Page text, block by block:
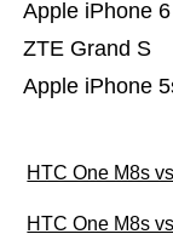
Apple iPhone
ZTE Grand S
Apple iPhone 6
HTC One M8s
HTC One M8s